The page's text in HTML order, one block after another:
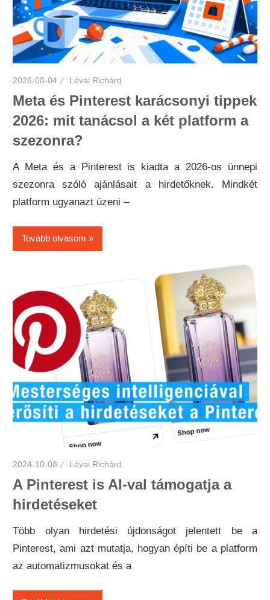
2026-08-04 Lévai Richárd
Meta és Pinterest karácsonyi tippek
2026: mit tanácsol a két platform a
szezonra?
A Meta és a Pinterest is kiadta a 2026-os ünnepi
szezonra szóló ajánlásait a hirdetőknek. Mindkét
platform ugyanazt üzeni –
Tovább olvasom
2024-10-08 Lévai Richárd
A Pinterest is AI-val támogatja a
hirdetéseket
Több olyan hirdetési újdonságot jelentett be a
Pinterest, ami azt mutatja, hogyan építi be a platform
az automatizmusokat és a